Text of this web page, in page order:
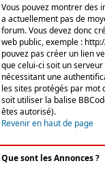
Vous pouvez montrer des
a actuellement pas de
forum. Vous devez donc
web public, exemple :
pouvez pas créer un lien
que celui-ci soit un
nécessitant une
les sites protégés par mot
soit utiliser la balise
êtes autorisé).
Revenir en haut de page
Que sont les Annonces ?